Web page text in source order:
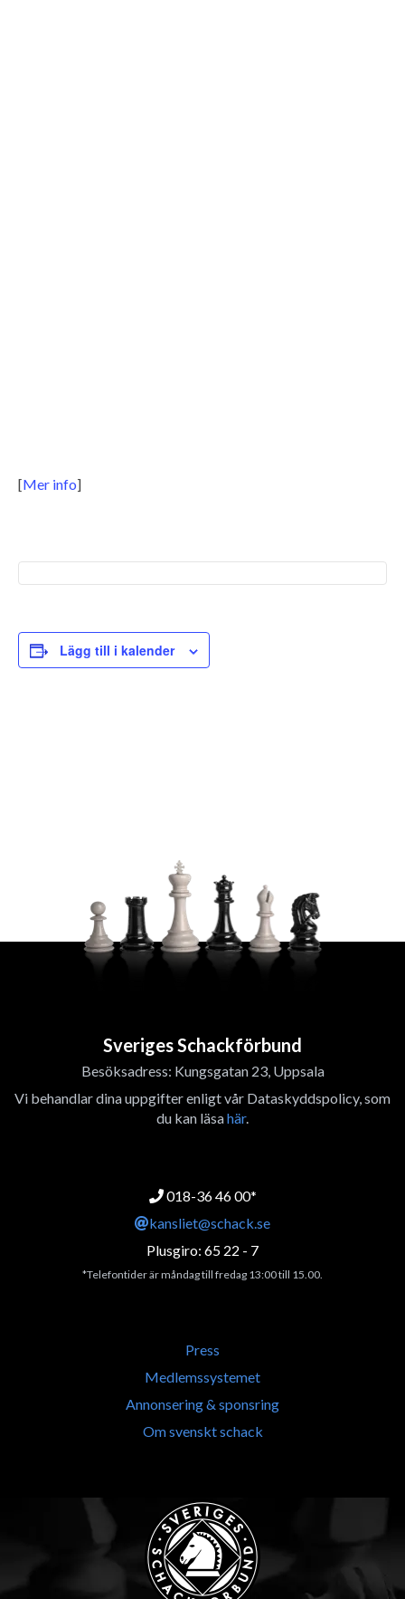
[Mer info]
Lägg till i kalender
Sveriges Schackförbund
Besöksadress: Kungsgatan 23, Uppsala
Vi behandlar dina uppgifter enligt vår Dataskyddspolicy, som
du kan läsahär.
018-36 46 00*
kansliet@schack.se
Plusgiro: 65 22 - 7
*Telefontider är måndag till fredag 13:00 till 15.00.
Press
Medlemssystemet
Annonsering & sponsring
Om svenskt schack